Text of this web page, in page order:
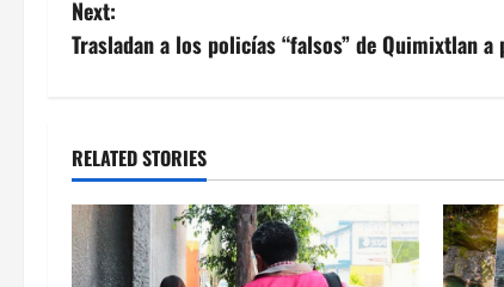
Next:
Trasladan a los policías “falsos” de Quimixtlan a
RELATED STORIES